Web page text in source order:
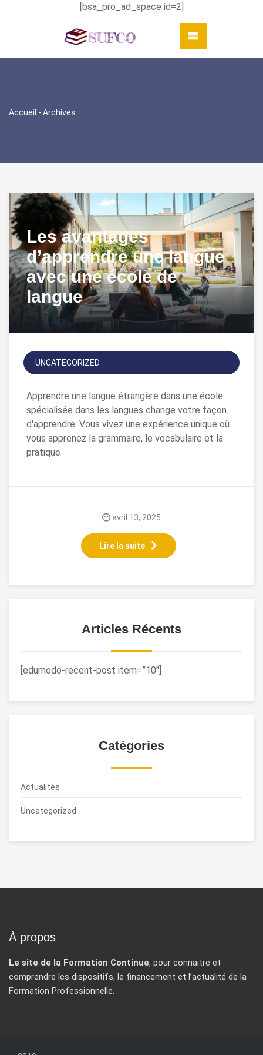
[bsa_pro_ad_space id=2]
Accueil - Archives
Les avantages
d’apprendre une langue
avec une école de
langue
UNCATEGORIZED
Apprendre une langue étrangère dans une école
spécialisée dans les langues change votre façon
d'apprendre. Vous vivez une expérience unique où
vous apprenez la grammaire, le vocabulaire et la
pratique
Lire la suite
avril 13, 2025
Articles Récents
[edumodo-recent-post item=”10″]
Catégories
Actualités
Uncategorized
À propos
Le site de la Formation Continue, pour connaitre et
comprendre les dispositifs, le financement et l’actualité de la
Formation Professionnelle.